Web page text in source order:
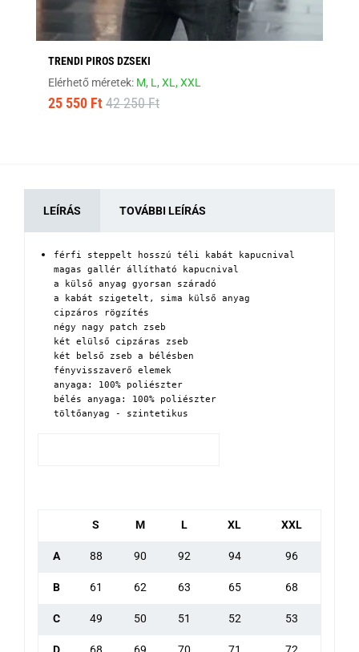
TRENDI PIROS DZSEKI
Elérhető méretek: M, L,XL,XXL
25 550 Ft 42 250 Ft
LEÍRÁS TOVÁBBI LEÍRÁS
férfi steppelt hosszú téli kabát kapucnival
magas gallér állítható kapucnival
a külső anyag gyorsan száradó
a kabát szigetelt, sima külső anyag
cipzáros rögzítés
négy nagy patch zseb
két elülső cipzáras zseb
két belső zseb a bélésben
fényvisszaverő elemek
anyaga: 100% poliészter
bélés anyaga: 100% poliészter
töltőanyag - szintetikus
S M L XL XXL
A 88 90 92 94 96
B 61 62 63 65 68
C 49 50 51 52 53
D 68 69 70 71 72